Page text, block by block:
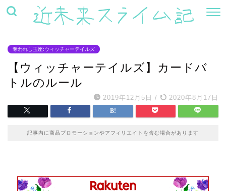
奪われし玉座:ウィッチャーテイルズ
【ウィッチャーテイルズ】カードバ
トルのルール
2019年12月5日 / 2020年8月17日
記事内に商品プロモーションやアフィリエイトを含む場合があります